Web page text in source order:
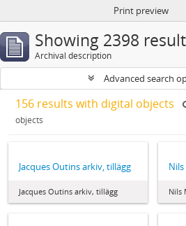
Print preview
Showing 2398
Archival description
Advanced search
156 results with digital objects
objects
Jacques Outins arkiv, tillägg
Jacques Outins arkiv, tillägg Nils